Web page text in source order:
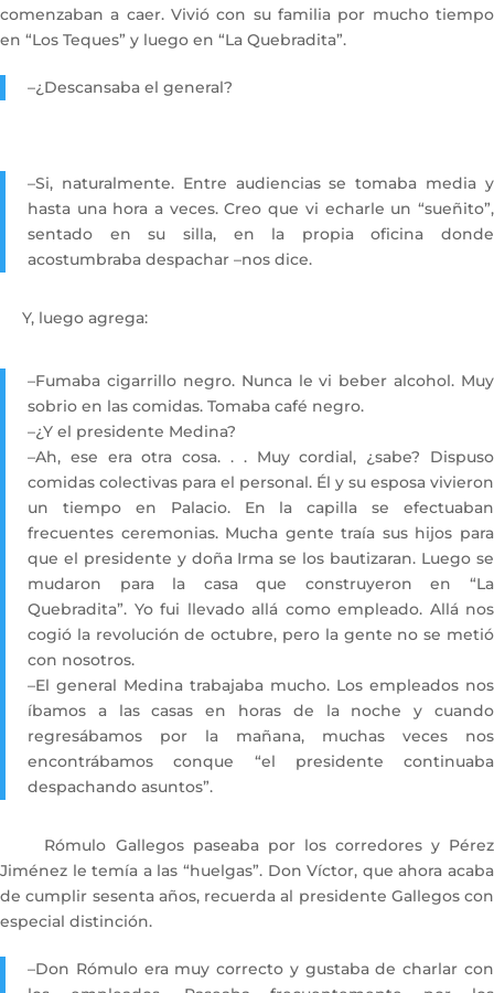
comenzaban a caer. Vivió con su familia por mucho tiempo
en “Los Teques” y luego en “La Quebradita”.
–¿Descansaba el general?
–Si, naturalmente. Entre audiencias se tomaba media y
hasta una hora a veces. Creo que vi echarle un “sueñito”,
sentado en su silla, en la propia oficina donde
acostumbraba despachar –nos dice.
Y, luego agrega:
–Fumaba cigarrillo negro. Nunca le vi beber alcohol. Muy
sobrio en las comidas. Tomaba café negro.
–¿Y el presidente Medina?
–Ah, ese era otra cosa. . . Muy cordial, ¿sabe? Dispuso
comidas colectivas para el personal. Él y su esposa vivieron
un tiempo en Palacio. En la capilla se efectuaban
frecuentes ceremonias. Mucha gente traía sus hijos para
que el presidente y doña Irma se los bautizaran. Luego se
mudaron para la casa que construyeron en “La
Quebradita”. Yo fui llevado allá como empleado. Allá nos
cogió la revolución de octubre, pero la gente no se metió
con nosotros.
–El general Medina trabajaba mucho. Los empleados nos
íbamos a las casas en horas de la noche y cuando
regresábamos por la mañana, muchas veces nos
encontrábamos conque “el presidente continuaba
despachando asuntos”.
Rómulo Gallegos paseaba por los corredores y Pérez
Jiménez le temía a las “huelgas”. Don Víctor, que ahora acaba
de cumplir sesenta años, recuerda al presidente Gallegos con
especial distinción.
–Don Rómulo era muy correcto y gustaba de charlar con